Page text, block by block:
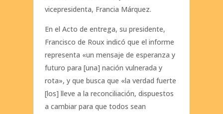
vicepresidenta, Francia Márquez.
En el Acto de entrega, su presidente,
Francisco de Roux indicó que el informe
representa «un mensaje de esperanza y
futuro para [una] nación vulnerada y
rota», y que busca que «la verdad fuerte
[los] lleve a la reconciliación, dispuestos
a cambiar para que todos sean